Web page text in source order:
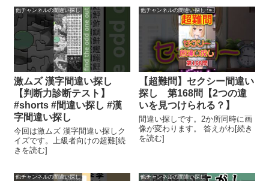
他チャンネルの間違い探し
激ムズ 漢字間違い探し
【判断力診断テスト】
#shorts #間違い探し #漢
字間違い探し
今回は激ムズ 漢字間違い探しク
イズです。上級者向けの超難[続
きを読む]
他チャンネルの間違い探し
【超難問】セクシー間違い
探し 第168問【2つの違
いを見つけられる？】
間違い探しです。2か所同時に画
像が変わります。 答えがわ[続き
を読む]
他チャンネルの間違い探し 他チャンネルの間違い探し